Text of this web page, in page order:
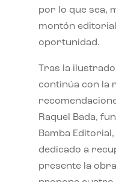
por lo que sea,
montón
oportunidad.
Tras la
continúa con la
Raquel Bada,
Bamba
dedicado a
presente la